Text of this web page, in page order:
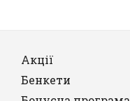
Акції
Бенкети